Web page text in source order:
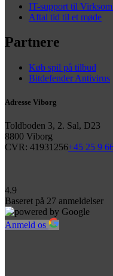
IT-support til
Aftal tid til et møde
Partnere
Køb spil på tilbud
Bitdefender Antivirus
Adresse Viborg
Toldboden 3, 2. Sal, D23
8800 Viborg
CVR: 41931256+45 25 9
4.9
Baseret på 27 anmeldelser
Anmeld os